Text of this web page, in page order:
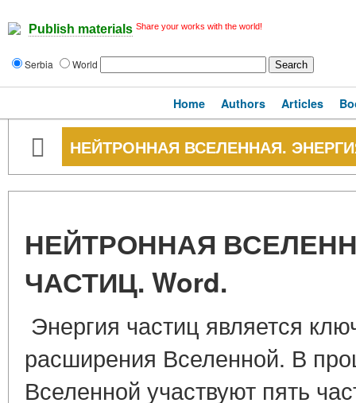
Publish materials Share your works with the world!
Serbia World
Home Authors Articles
НЕЙТРОННАЯ ВСЕЛЕННАЯ.
НЕЙТРОННАЯ
ЧАСТИЦ. Word.
Энергия частиц является
расширения Вселенной. В
Вселенной участвуют пять